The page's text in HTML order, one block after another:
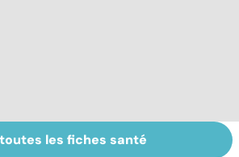
Le magnésium,
les fiches santé